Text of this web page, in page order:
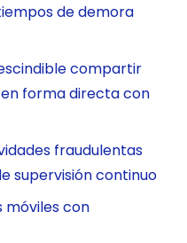
de demora
compartir
forma directa con
fraudulentas
supervisión continuo
móviles con